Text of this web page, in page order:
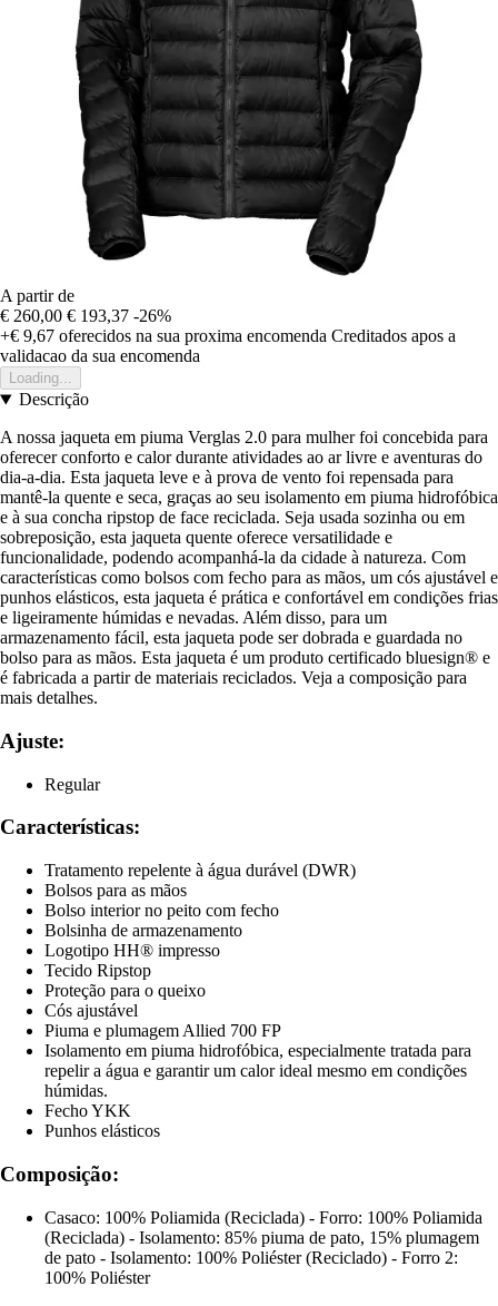
A partir de
€ 260,00 € 193,37 -26%
+€ 9,67 oferecidos na sua proxima encomenda Creditados apos a
validacao da sua encomenda
Loading...
Descrição
A nossa jaqueta em piuma Verglas 2.0 para mulher foi concebida para
oferecer conforto e calor durante atividades ao ar livre e aventuras do
dia-a-dia. Esta jaqueta leve e à prova de vento foi repensada para
mantê-la quente e seca, graças ao seu isolamento em piuma hidrofóbica
e à sua concha ripstop de face reciclada. Seja usada sozinha ou em
sobreposição, esta jaqueta quente oferece versatilidade e
funcionalidade, podendo acompanhá-la da cidade à natureza. Com
características como bolsos com fecho para as mãos, um cós ajustável e
punhos elásticos, esta jaqueta é prática e confortável em condições frias
e ligeiramente húmidas e nevadas. Além disso, para um
armazenamento fácil, esta jaqueta pode ser dobrada e guardada no
bolso para as mãos. Esta jaqueta é um produto certificado bluesign® e
é fabricada a partir de materiais reciclados. Veja a composição para
mais detalhes.
Ajuste:
Regular
Características:
Tratamento repelente à água durável (DWR)
Bolsos para as mãos
Bolso interior no peito com fecho
Bolsinha de armazenamento
Logotipo HH® impresso
Tecido Ripstop
Proteção para o queixo
Cós ajustável
Piuma e plumagem Allied 700 FP
Isolamento em piuma hidrofóbica, especialmente tratada para
repelir a água e garantir um calor ideal mesmo em condições
húmidas.
Fecho YKK
Punhos elásticos
Composição:
Casaco: 100% Poliamida (Reciclada) - Forro: 100% Poliamida
(Reciclada) - Isolamento: 85% piuma de pato, 15% plumagem
de pato - Isolamento: 100% Poliéster (Reciclado) - Forro 2:
100% Poliéster